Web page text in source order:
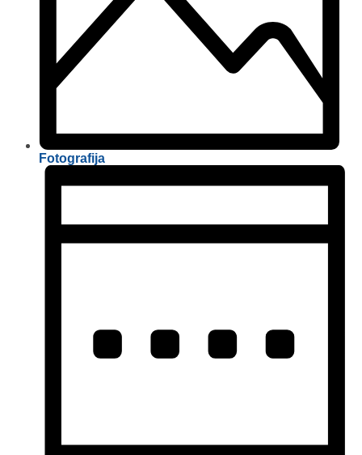
Fotografija